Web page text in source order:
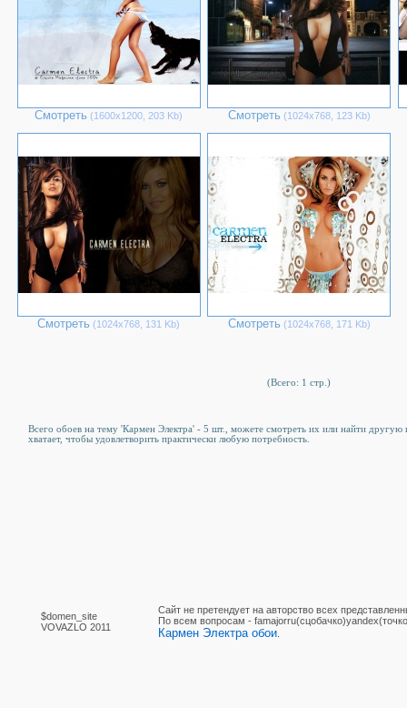
Смотреть (1600х1200, 203 Kb) Смотреть (1024х768, 123 Kb)
Смотреть (1024х768, 131 Kb) Смотреть (1024х768, 171 Kb)
(Всего: 1 стр.)
Всего обоев на тему 'Кармен Электра' - 5 шт., можете смотреть их или найти другую
хватает, чтобы удовлетворить практически любую потребность.
$domen_site
VOVAZLO 2011
Сайт не претендует на авторство всех
По вcем вопросам -
Кармен Электра обои